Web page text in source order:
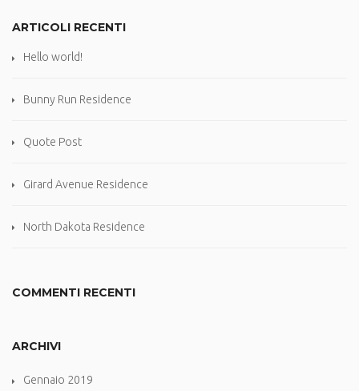
ARTICOLI RECENTI
Hello world!
Bunny Run Residence
Quote Post
Girard Avenue Residence
North Dakota Residence
COMMENTI RECENTI
ARCHIVI
Gennaio 2019